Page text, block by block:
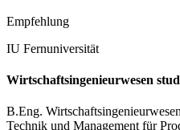
Empfehlung
IU Fernuniversität
Wirtschaftsingenieurwesen
B.Eng.
Technik und Management für